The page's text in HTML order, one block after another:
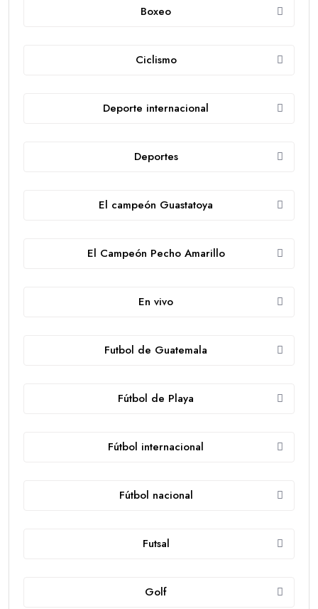
Boxeo
Ciclismo
Deporte internacional
Deportes
El campeón Guastatoya
El Campeón Pecho Amarillo
En vivo
Futbol de Guatemala
Fútbol de Playa
Fútbol internacional
Fútbol nacional
Futsal
Golf